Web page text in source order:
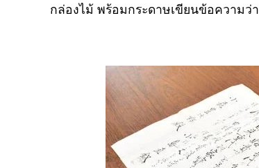
กล่องไม้ พร้อมกระดาษเขียนข้อความว่า